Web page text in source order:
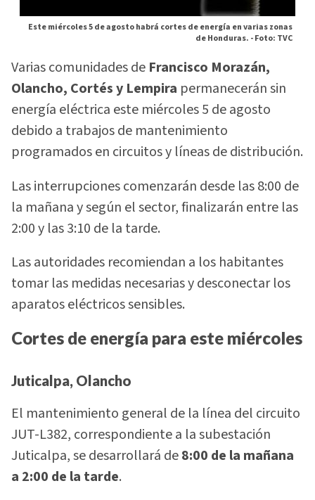
Este miércoles 5 de agosto habrá cortes de energía en varias zonas
de Honduras. -Foto: TVC
Varias comunidades de Francisco Morazán,
Olancho, Cortés y Lempira permanecerán sin
energía eléctrica este miércoles 5 de agosto
debido a trabajos de mantenimiento
programados en circuitos y líneas de distribución.
Las interrupciones comenzarán desde las 8:00 de
la mañana y según el sector, finalizarán entre las
2:00 y las 3:10 de la tarde.
Las autoridades recomiendan a los habitantes
tomar las medidas necesarias y desconectar los
aparatos eléctricos sensibles.
Cortes de energía para este miércoles
Juticalpa, Olancho
El mantenimiento general de la línea del circuito
JUT-L382, correspondiente a la subestación
Juticalpa, se desarrollará de8:00 de la mañana
a 2:00 de la tarde.